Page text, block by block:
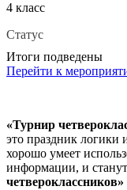
4 класс
Статус
Итоги подведены
Перейти к
«Турнир
это праздник логики
хорошо умеет
информации, и станут
четвероклассников»